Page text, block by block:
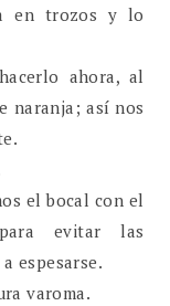
en trozos y lo
ahora, al
naranja; así nos
el bocal con el
evitar las
espesarse.
varoma.